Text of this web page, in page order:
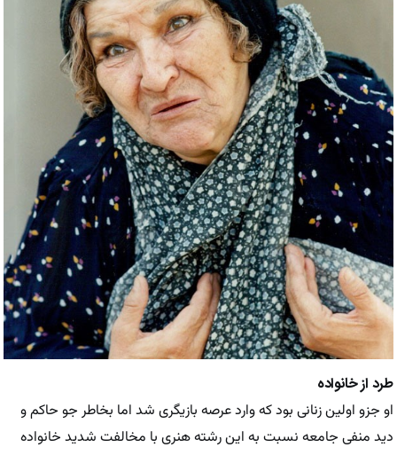
طرد از خانواده
او جزو اولین زنانی بود که وارد عرصه بازیگری شد اما بخاطر جو حاکم و
دید منفی جامعه نسبت به این رشته هنری با مخالفت شدید خانواده